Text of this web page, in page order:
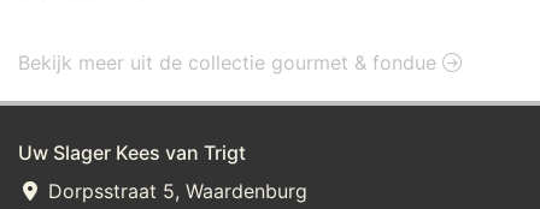
Bekijk meer uit de collectie gourmet & fondue
Uw Slager Kees van Trigt
Dorpsstraat 5, Waardenburg